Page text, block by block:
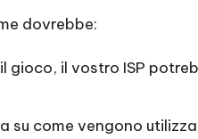
dovrebbe:
gioco, il vostro ISP
come vengono